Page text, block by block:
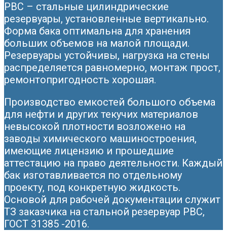
РВС – стальные цилиндрические
резервуары, установленные вертикально.
Форма бака оптимальна для хранения
больших объемов на малой площади.
Резервуары устойчивы, нагрузка на стены
распределяется равномерно, монтаж прост,
ремонтопригодность хорошая.
Производство емкостей большого объема
для нефти и других текучих материалов
невысокой плотности возложено на
заводы химического машиностроения,
имеющие лицензию и прошедшие
аттестацию на право деятельности. Каждый
бак изготавливается по отдельному
проекту, под конкретную жидкость.
Основой для рабочей документации служит
ТЗ заказчика на стальной резервуар РВС,
ГОСТ 31385 -2016.